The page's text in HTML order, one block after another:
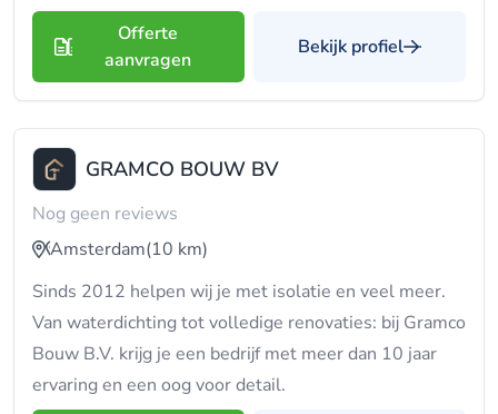
Offerte
aanvragen
Bekijk profiel
GRAMCO BOUW BV
Nog geen reviews
Amsterdam(10 km)
Sinds 2012 helpen wij je met isolatie en veel meer.
Van waterdichting tot volledige renovaties: bij Gramco
Bouw B.V. krijg je een bedrijf met meer dan 10 jaar
ervaring en een oog voor detail.